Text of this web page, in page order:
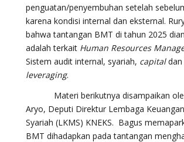
penguatan/penyembuhan setelah
karena kondisi internal dan eksternal.
bahwa tantangan BMT di tahun 2025
adalah terkait Human Resources
Sistem audit internal, syariah, capitaldan
leveraging.
Materi berikutnya disampaikan
Aryo, Deputi Direktur Lembaga
Syariah (LKMS) KNEKS. Bagus
BMT dihadapkan pada tantangan